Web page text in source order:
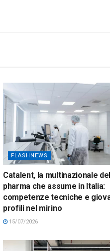
FLASHNEWS
Catalent, la multinazionale del
pharma che assume in Italia:
competenze tecniche e
profili nel mirino
15/07/2026